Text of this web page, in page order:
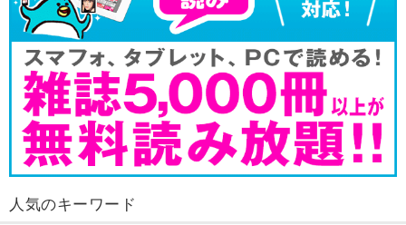
人気のキーワード